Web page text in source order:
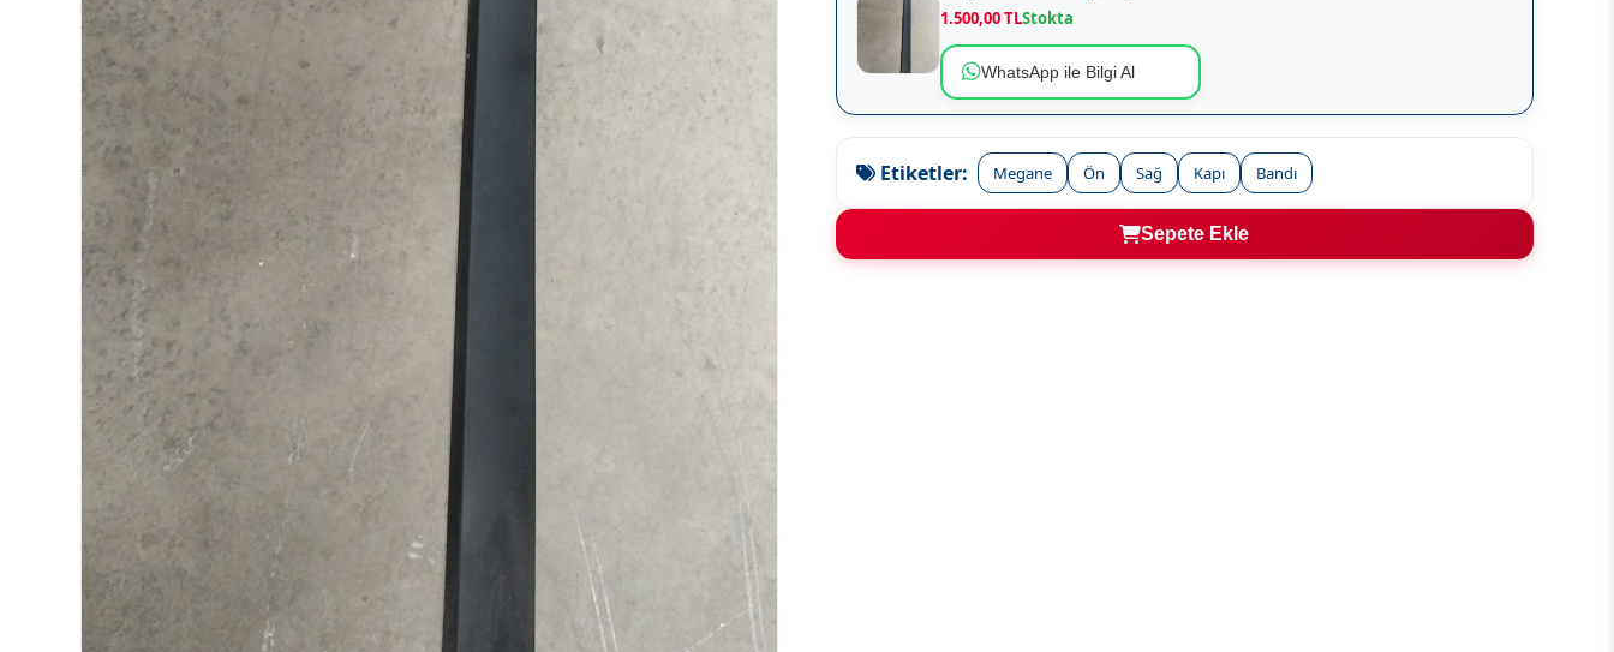
1.500,00 TLStokta
WhatsApp ile Bilgi Al
Etiketler: Megane Ön Sağ Kapı Bandı
Sepete Ekle